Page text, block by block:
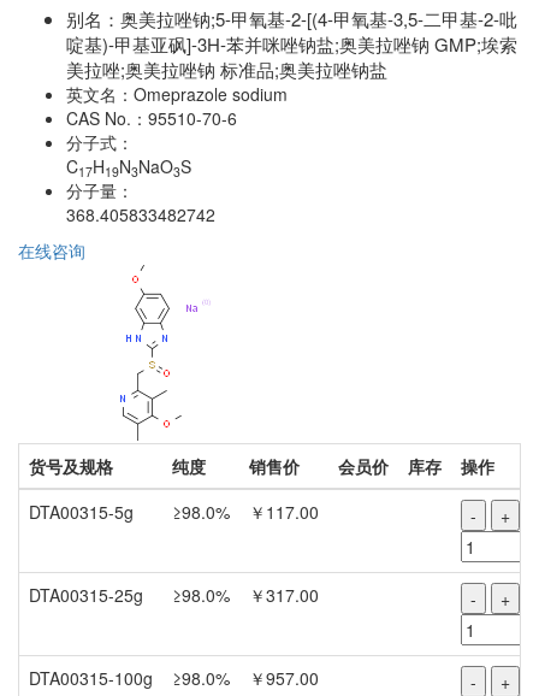
别名： 奥美拉唑钠;5-甲氧基-2-[(4-甲氧基-3,5-二甲基-2-吡
啶基)-甲基亚砜]-3H-苯并咪唑钠盐;奥美拉唑钠 GMP;埃索
美拉唑;奥美拉唑钠 标准品;奥美拉唑钠盐
英文名： Omeprazole sodium
CAS No.： 95510-70-6
分子式：
C17H19N3NaO3S
分子量：
368.405833482742
在线咨询
货号及规格 纯度 销售价 会员价 库存
操作
DTA00315-5g
≥98.0% ￥117.00 - +
DTA00315-25g ≥98.0% ￥317.00 - +
DTA00315-100g ≥98.0% ￥957.00 - +